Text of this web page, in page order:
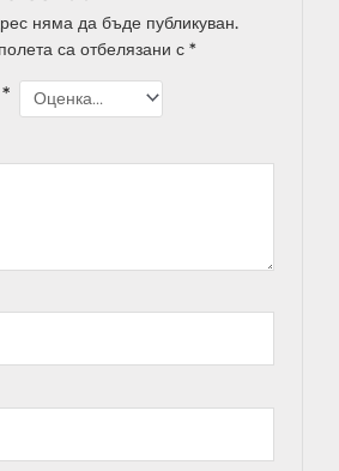
няма да бъде публикуван.
са отбелязани с *
*